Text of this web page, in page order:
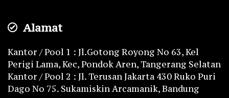
Alamat
Kantor / Pool 1 : Jl.Gotong Royong No 63, Kel
Perigi Lama, Kec, Pondok Aren, Tangerang Selatan
Kantor / Pool 2 : Jl. Terusan Jakarta 430 Ruko Puri
Dago No 75. Sukamiskin Arcamanik, Bandung